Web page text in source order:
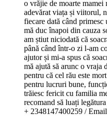
o vrăjie de moarte mamei
adevărat viața și viitorul,
fiecare dată când
mă duc înapoi din cauza
am știut niciodată că
până când într-o zi l-am
ajutor și mi-a spus că
mă ajută să arunc o vraja
pentru că cel rău este
pentru lucruri bune,
trăiesc fericit cu familia
recomand să luați
+ 2348147400259 /